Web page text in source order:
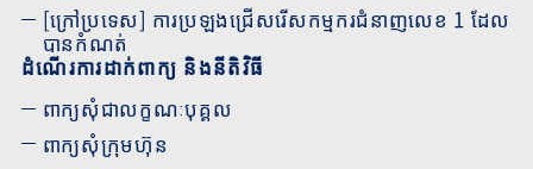
[ក្រៅប្រទេស] ការប្រឡងជ្រើសរើសកម្មករជំនាញលេខ 1 ដែល
បានកំណត់
ដំណើរការដាក់ពាក្យ និងនីតិវិធី
ពាក្យសុំជាលក្ខណៈបុគ្គល
ពាក្យសុំក្រុមហ៊ុន